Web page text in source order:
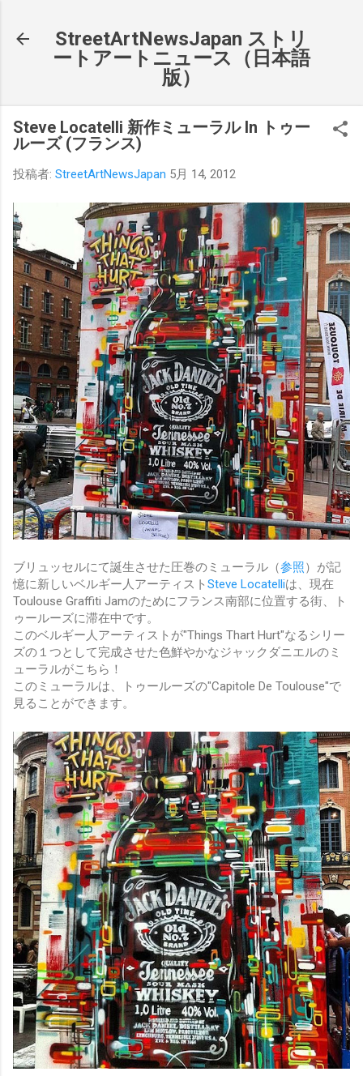
StreetArtNewsJapan ストリ
ートアートニュース（日本語
版）
Steve Locatelli 新作ミューラル In トゥー
ルーズ (フランス)
投稿者: StreetArtNewsJapan 5月 14, 2012
ブリュッセルにて誕生させた圧巻のミューラル（参照）が記
憶に新しいベルギー人アーティスト Steve Locatelliは、現在
Toulouse Graffiti Jamのためにフランス南部に位置する街、ト
ゥールーズに滞在中です。
このベルギー人アーティストが"Things Thart Hurt"なるシリー
ズの１つとして完成させた色鮮やかなジャックダニエルのミ
ューラルがこちら！
このミューラルは、トゥールーズの"Capitole De Toulouse"で
見ることができます。